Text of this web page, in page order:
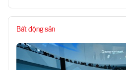
Bất động sản